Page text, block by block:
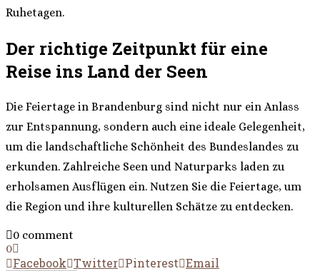
Ruhetagen.
Der richtige Zeitpunkt für eine
Reise ins Land der Seen
Die Feiertage in Brandenburg sind nicht nur ein Anlass
zur Entspannung, sondern auch eine ideale Gelegenheit,
um die landschaftliche Schönheit des Bundeslandes zu
erkunden. Zahlreiche Seen und Naturparks laden zu
erholsamen Ausflügen ein. Nutzen Sie die Feiertage, um
die Region und ihre kulturellen Schätze zu entdecken.
0 comment
0
Facebook Twitter Pinterest Email